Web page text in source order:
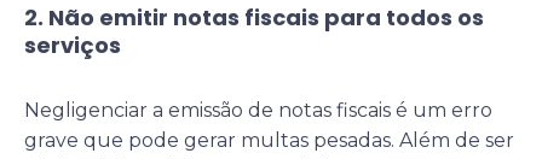
2. Não emitir notas fiscais para todos os
serviços
Negligenciar a emissão de notas fiscais é um erro
grave que pode gerar multas pesadas. Além de ser